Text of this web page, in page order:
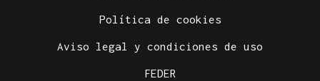
Política de cookies
Aviso legal y condiciones de uso
FEDER